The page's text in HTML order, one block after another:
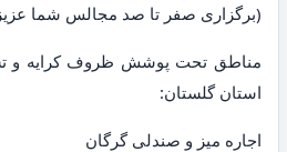
(برگزاری صفر تا صد مجالس شما
مناطق تحت پوشش ظروف کرایه و
استان گلستان:
اجاره میز و صندلی گرگان